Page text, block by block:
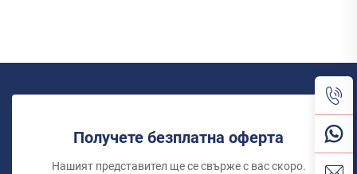
Получете безплатна оферта
Нашият представител ще се свърже с вас скоро.